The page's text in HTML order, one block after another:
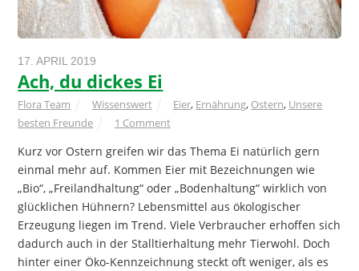
17. APRIL 2019
Ach, du dickes Ei
Flora Team Wissenswert Eier, Ernährung, Ostern, Unsere
besten Freunde
1 Comment
Kurz vor Ostern greifen wir das Thema Ei natürlich gern
einmal mehr auf. Kommen Eier mit Bezeichnungen wie
„Bio“, „Freilandhaltung“ oder „Bodenhaltung“ wirklich von
glücklichen Hühnern? Lebensmittel aus ökologischer
Erzeugung liegen im Trend. Viele Verbraucher erhoffen sich
dadurch auch in der Stalltierhaltung mehr Tierwohl. Doch
hinter einer Öko-Kennzeichnung steckt oft weniger, als es